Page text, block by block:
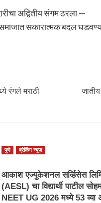
अद्वितीय संगम ठरला —
सकारात्मक बदल
रंगले मराठी
पुणे ब्रेकिंग न्यूज़
आकाश एज्युकेशनल सर्व्हिसेस
(AESL) चा विद्यार्थी पाटील
NEET UG 2026 मध्ये 53 व्या